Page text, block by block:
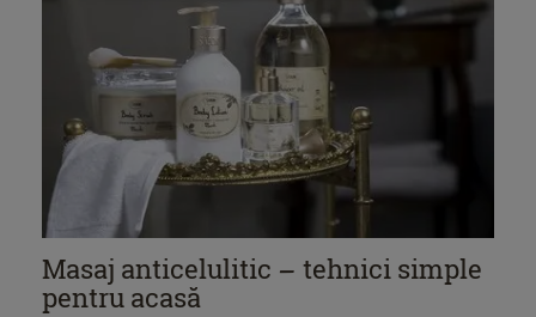
Masaj anticelulitic – tehnici simple
pentru acasă